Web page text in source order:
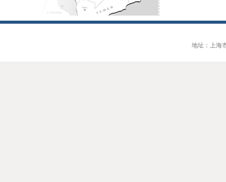
地址：上海